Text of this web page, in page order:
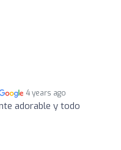
4 years ago
adorable y todo